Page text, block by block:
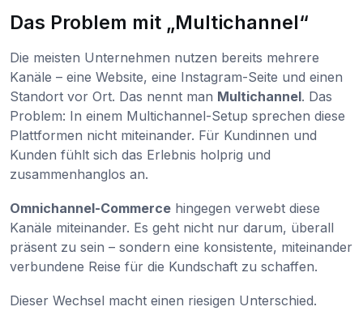
Das Problem mit „Multichannel“
Die meisten Unternehmen nutzen bereits mehrere
Kanäle – eine Website, eine Instagram-Seite und einen
Standort vor Ort. Das nennt man Multichannel. Das
Problem: In einem Multichannel-Setup sprechen diese
Plattformen nicht miteinander. Für Kundinnen und
Kunden fühlt sich das Erlebnis holprig und
zusammenhanglos an.
Omnichannel-Commerce hingegen verwebt diese
Kanäle miteinander. Es geht nicht nur darum, überall
präsent zu sein – sondern eine konsistente, miteinander
verbundene Reise für die Kundschaft zu schaffen.
Dieser Wechsel macht einen riesigen Unterschied.